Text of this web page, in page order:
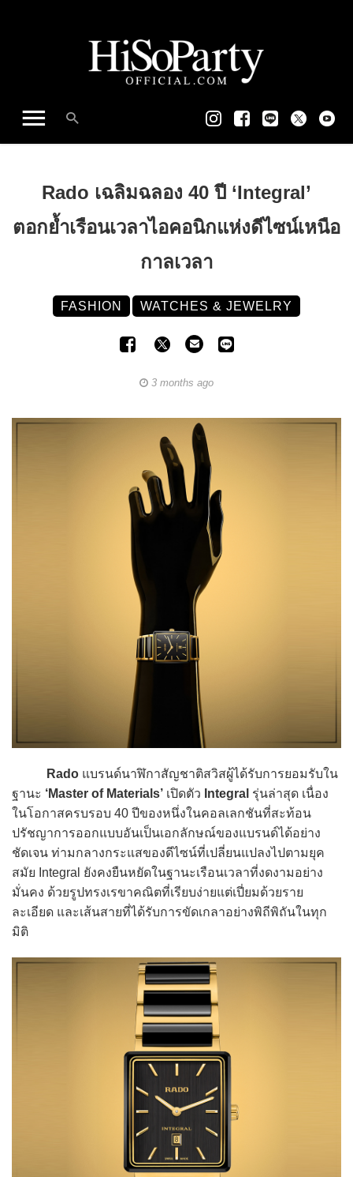
Rado เฉลิมฉลอง 40 ปี ‘Integral’
ตอกย้ำเรือนเวลาไอคอนิกแห่งดีไซน์เหนือ
กาลเวลา
FASHION WATCHES & JEWELRY
3 months ago
Rado แบรนด์นาฬิกาสัญชาติสวิสผู้ได้รับการยอมรับใน
ฐานะ ‘Master of Materials’ เปิดตัว Integral รุ่นล่าสุด เนื่อง
ในโอกาสครบรอบ 40 ปีของหนึ่งในคอลเลกชันที่สะท้อน
ปรัชญาการออกแบบอันเป็นเอกลักษณ์ของแบรนด์ได้อย่าง
ชัดเจน ท่ามกลางกระแสของดีไซน์ที่เปลี่ยนแปลงไปตามยุค
สมัย Integral ยังคงยืนหยัดในฐานะเรือนเวลาที่งดงามอย่าง
มั่นคง ด้วยรูปทรงเรขาคณิตที่เรียบง่ายแต่เปี่ยมด้วยราย
ละเอียด และเส้นสายที่ได้รับการขัดเกลาอย่างพิถีพิถันในทุก
มิติ